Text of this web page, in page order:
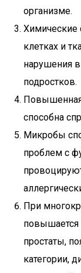
организме.
Химические
клетках и
нарушения
подростков.
Повышенная
способна
Микробы
проблем с
При
повышается
простаты,
категории,